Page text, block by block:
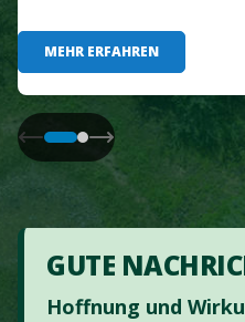
MEHR ERFAHREN
GUTE
Hoffnung und